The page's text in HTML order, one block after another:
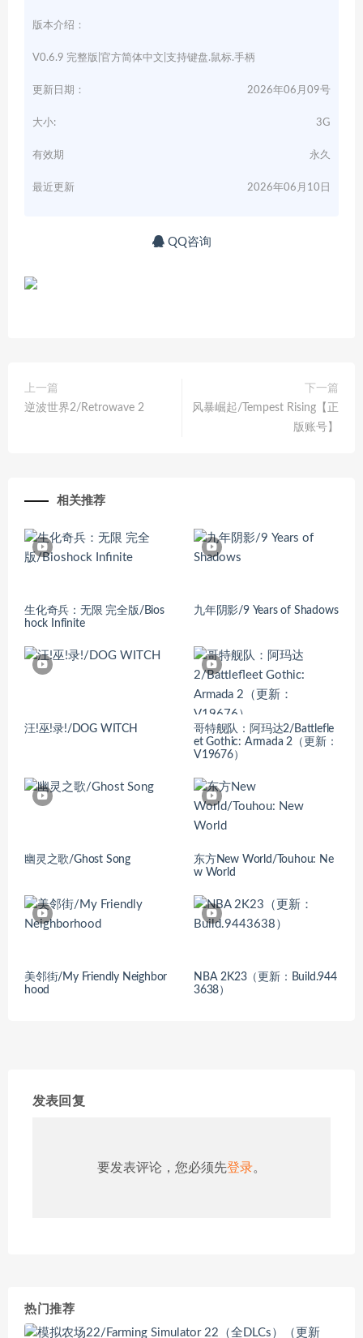
版本介绍：
V0.6.9 完整版|官方简体中文|支持键盘.鼠标.手柄
更新日期： 2026年06月09号
大小: 3G
有效期 永久
最近更新 2026年06月10日
QQ咨询
上一篇
逆波世界2/Retrowave 2
下一篇
风暴崛起/Tempest Rising【正
版账号】
相关推荐
生化奇兵：无限 完全版/Bios
hock Infinite
九年阴影/9 Years of Shadows
汪!巫!录!/DOG WITCH
哥特舰队：阿玛达2/Battlefle
et Gothic: Armada 2（更新：
V19676）
幽灵之歌/Ghost Song
东方New World/Touhou: Ne
w World
美邻街/My Friendly Neighbor
hood
NBA 2K23（更新：Build.944
3638）
发表回复
要发表评论，您必须先登录。
热门推荐